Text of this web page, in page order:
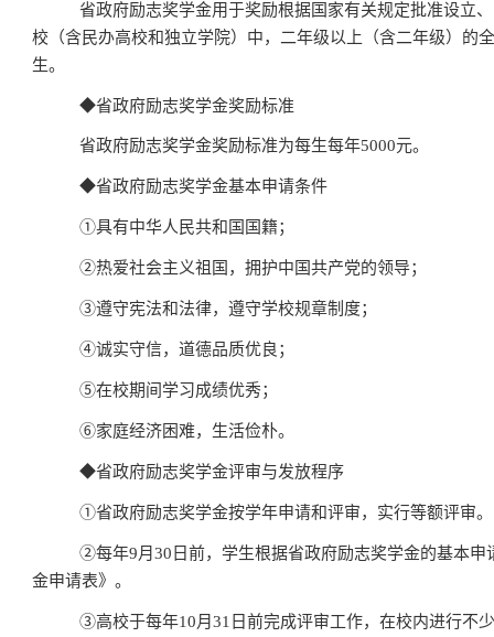
省政府励志奖学金用于奖励根据国家有关规定批准设立
校（含民办高校和独立学院）中，二年级以上（含二年级）的
生。
◆省政府励志奖学金奖励标准
省政府励志奖学金奖励标准为每生每年5000元。
◆省政府励志奖学金基本申请条件
①具有中华人民共和国国籍；
②热爱社会主义祖国，拥护中国共产党的领导；
③遵守宪法和法律，遵守学校规章制度；
④诚实守信，道德品质优良；
⑤在校期间学习成绩优秀；
⑥家庭经济困难，生活俭朴。
◆省政府励志奖学金评审与发放程序
①省政府励志奖学金按学年申请和评审，实行等额评审。
②每年9月30 日前，学生根据省政府励志奖学金的基本
金申请表》。
③高校于每年10月31 日前完成评审工作，在校内进行不